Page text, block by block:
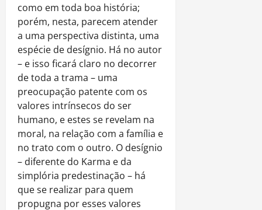
como em toda boa história;
porém, nesta, parecem atender
a uma perspectiva distinta, uma
espécie de desígnio. Há no autor
– e isso ficará claro no decorrer
de toda a trama – uma
preocupação patente com os
valores intrínsecos do ser
humano, e estes se revelam na
moral, na relação com a família e
no trato com o outro. O desígnio
– diferente do Karma e da
simplória predestinação – há
que se realizar para quem
propugna por esses valores